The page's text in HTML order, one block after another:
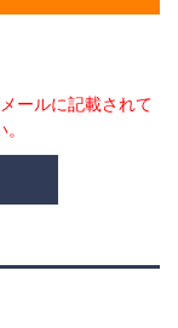
ールに記載されて